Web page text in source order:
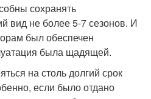
сохранять
вид не более 5-7 сезонов. И
был обеспечен
была щадящей.
на столь долгий срок
если было отдано